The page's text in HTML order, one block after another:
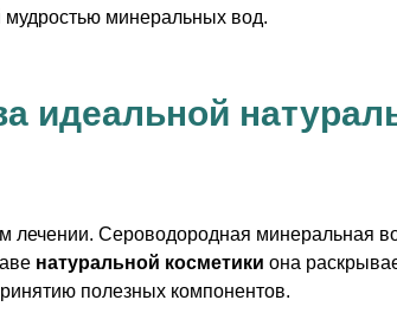
минеральных вод.
идеальной
Сероводородная минеральная
натуральной косметики она
полезных компонентов.